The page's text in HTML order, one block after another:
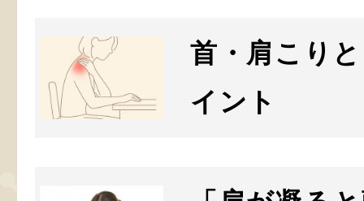
首・肩こり
イント